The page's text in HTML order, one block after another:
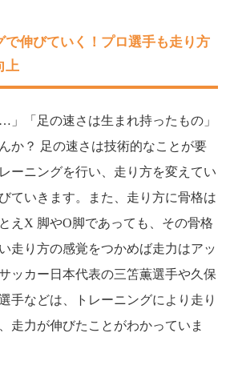
で伸びていく！プロ選手も走り方
上
」「足の速さは生まれ持ったもの」
か？ 足の速さは技術的なことが要
ーニングを行い、走り方を変えてい
ていきます。また、走り方に骨格は
えX 脚やO脚であっても、その骨格
走り方の感覚をつかめば走力はアッ
ッカー日本代表の三笘薫選手や久保
手などは、トレーニングにより走り
走力が伸びたことがわかっていま